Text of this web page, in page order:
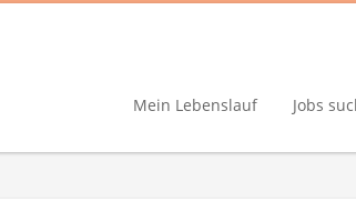
Mein Lebenslauf Jobs